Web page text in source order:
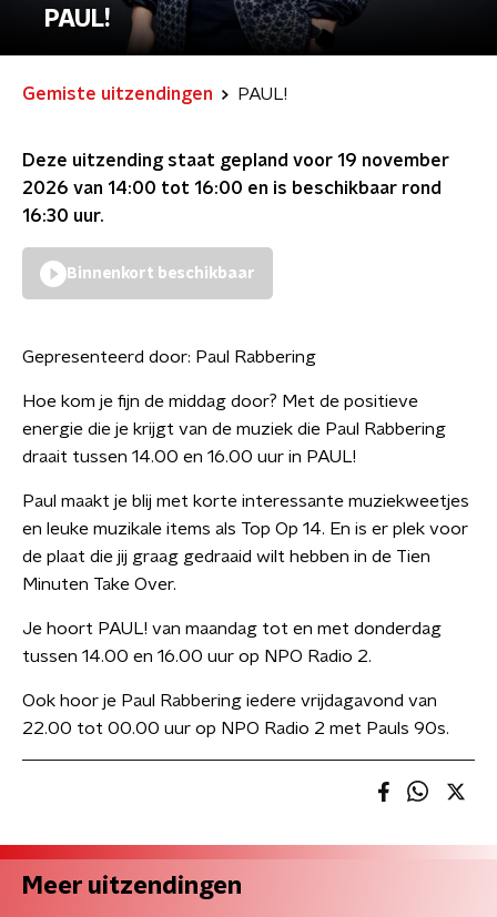
PAUL!
Gemiste uitzendingen PAUL!
Deze uitzending staat gepland voor 19 november
2026 van 14:00 tot 16:00 en is beschikbaar rond
16:30 uur.
Binnenkort beschikbaar
Gepresenteerd door: Paul Rabbering
Hoe kom je fijn de middag door? Met de positieve
energie die je krijgt van de muziek die Paul Rabbering
draait tussen 14.00 en 16.00 uur in PAUL!
Paul maakt je blij met korte interessante muziekweetjes
en leuke muzikale items als Top Op 14. En is er plek voor
de plaat die jij graag gedraaid wilt hebben in de Tien
Minuten Take Over.
Je hoort PAUL! van maandag tot en met donderdag
tussen 14.00 en 16.00 uur op NPO Radio 2.
Ook hoor je Paul Rabbering iedere vrijdagavond van
22.00 tot 00.00 uur op NPO Radio 2 met Pauls 90s.
Meer uitzendingen